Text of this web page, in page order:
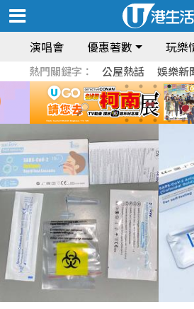
演唱會 優惠著數 玩樂
熱門關鍵字： 公屋熱話 娛樂新